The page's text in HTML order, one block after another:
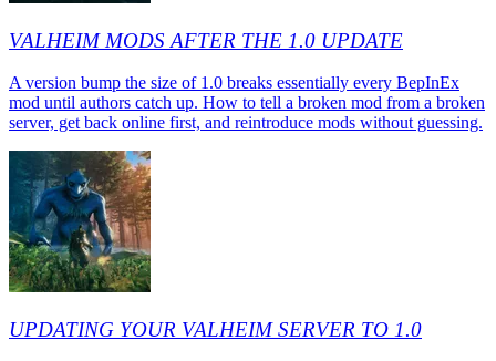
VALHEIM MODS AFTER THE 1.0 UPDATE
A version bump the size of 1.0 breaks essentially every BepInEx
mod until authors catch up. How to tell a broken mod from a broken
server, get back online first, and reintroduce mods without guessing.
UPDATING YOUR VALHEIM SERVER TO 1.0